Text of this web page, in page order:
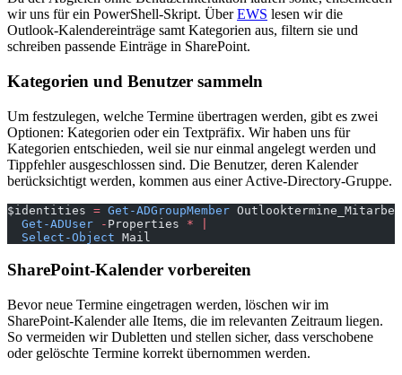
wir uns für ein PowerShell-Skript. ÜberEWS lesen wir die
Outlook-Kalendereinträge samt Kategorien aus, filtern sie und
schreiben passende Einträge in SharePoint.
Kategorien und Benutzer sammeln
Um festzulegen, welche Termine übertragen werden, gibt es zwei
Optionen: Kategorien oder ein Textpräfix. Wir haben uns für
Kategorien entschieden, weil sie nur einmal angelegt werden und
Tippfehler ausgeschlossen sind. Die Benutzer, deren Kalender
berücksichtigt werden, kommen aus einer Active-Directory-Gruppe.
$identities = Get-ADGroupMember
  Get-ADUser
- Properties *
  Select-Object
Mail
SharePoint-Kalender vorbereiten
Bevor neue Termine eingetragen werden, löschen wir im
SharePoint-Kalender alle Items, die im relevanten Zeitraum liegen.
So vermeiden wir Dubletten und stellen sicher, dass verschobene
oder gelöschte Termine korrekt übernommen werden.